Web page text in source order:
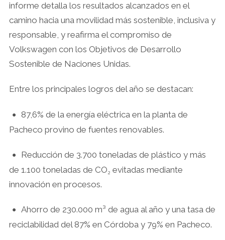
informe detalla los resultados alcanzados en el
camino hacia una movilidad más sostenible, inclusiva y
responsable, y reafirma el compromiso de
Volkswagen con los Objetivos de Desarrollo
Sostenible de Naciones Unidas.
Entre los principales logros del año se destacan:
• 87,6% de la energía eléctrica en la planta de
Pacheco provino de fuentes renovables.
• Reducción de 3.700 toneladas de plástico y más
de 1.100 toneladas de CO₂ evitadas mediante
innovación en procesos.
• Ahorro de 230.000 m³ de agua al año y una tasa de
reciclabilidad del 87% en Córdoba y 79% en Pacheco.